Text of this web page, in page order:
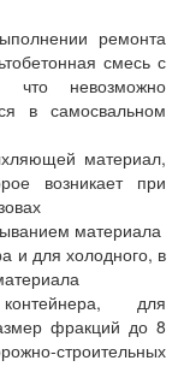
ремонта
смесь с
что невозможно
в самосвальном
материал,
возникает при
материала
и для холодного, в
для
фракций до 8
строительных